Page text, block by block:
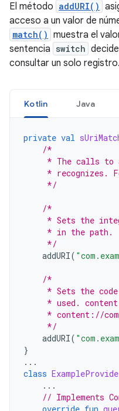
El método addURI()
acceso a un valor de
match() muestra el
sentencia switch
consultar un solo registro.
Kotlin Java
private val
/*
* The calls to
* recognizes.
     */
/*
* Sets the
     * in the path.
     */
addURI(
/*
* Sets the
* used.
* content://
     */
addURI(
}
...
class
...
// Implements